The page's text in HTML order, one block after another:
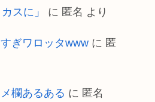
スに」
に 匿名 より
ぎワロッタwww に 匿
欄あるある に 匿名